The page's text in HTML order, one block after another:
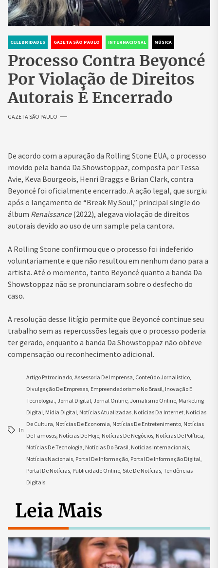
CELEBRIDADES GAZETA SÃO PAULO INTERNACIONAL MÚSICA
Processo Contra Beyoncé
Por Violação de Direitos
Autorais É Encerrado
GAZETA SÃO PAULO
De acordo com a apuração da Rolling Stone EUA, o processo
movido pela banda Da Showstoppaz, composta por Tessa
Avie, Keva Bourgeois, Henri Braggs e Brian Clark, contra
Beyoncé foi oficialmente encerrado. A ação legal, que surgiu
após o lançamento de “Break My Soul,” principal single do
álbum Renaissance(2022), alegava violação de direitos
autorais devido ao uso de um sample pela cantora.
A Rolling Stone confirmou que o processo foi indeferido
voluntariamente e que não resultou em nenhum dano para a
artista. Até o momento, tanto Beyoncé quanto a banda Da
Showstoppaz não se pronunciaram sobre o desfecho do
caso.
A resolução desse litígio permite que Beyoncé continue seu
trabalho sem as repercussões legais que o processo poderia
ter gerado, enquanto a banda Da Showstoppaz não obteve
compensação ou reconhecimento adicional.
In
Artigo Patrocinado Assessoria De Imprensa Conteúdo Jornalístico
Divulgação De Empresas Empreendedorismo No Brasil Inovação E
Tecnologia. Jornal Digital Jornal Online Jornalismo Online Marketing
Digital Mídia Digital Notícias Atualizadas Notícias Da Internet Notícias
De Cultura Notícias De Economia Notícias De Entretenimento Notícias
De Famosos Notícias De Hoje Notícias De Negócios Notícias De Política
Notícias De Tecnologia Notícias Do Brasil Notícias Internacionais
Notícias Nacionais Portal De Informação Portal De Informação Digital
Portal De Notícias Publicidade Online Site De Notícias Tendências
Digitais
Leia Mais